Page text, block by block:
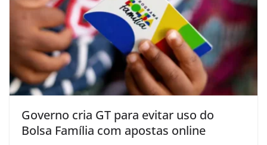
Governo cria GT para evitar uso do
Bolsa Família com apostas online